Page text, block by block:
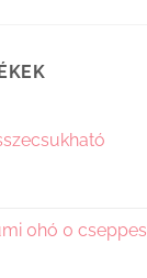
0hó 0 cseppes